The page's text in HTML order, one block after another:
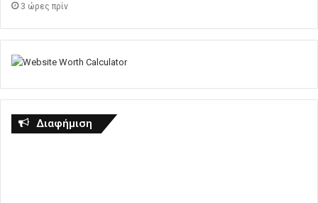
3 ώρες πρίν
Διαφήμιση